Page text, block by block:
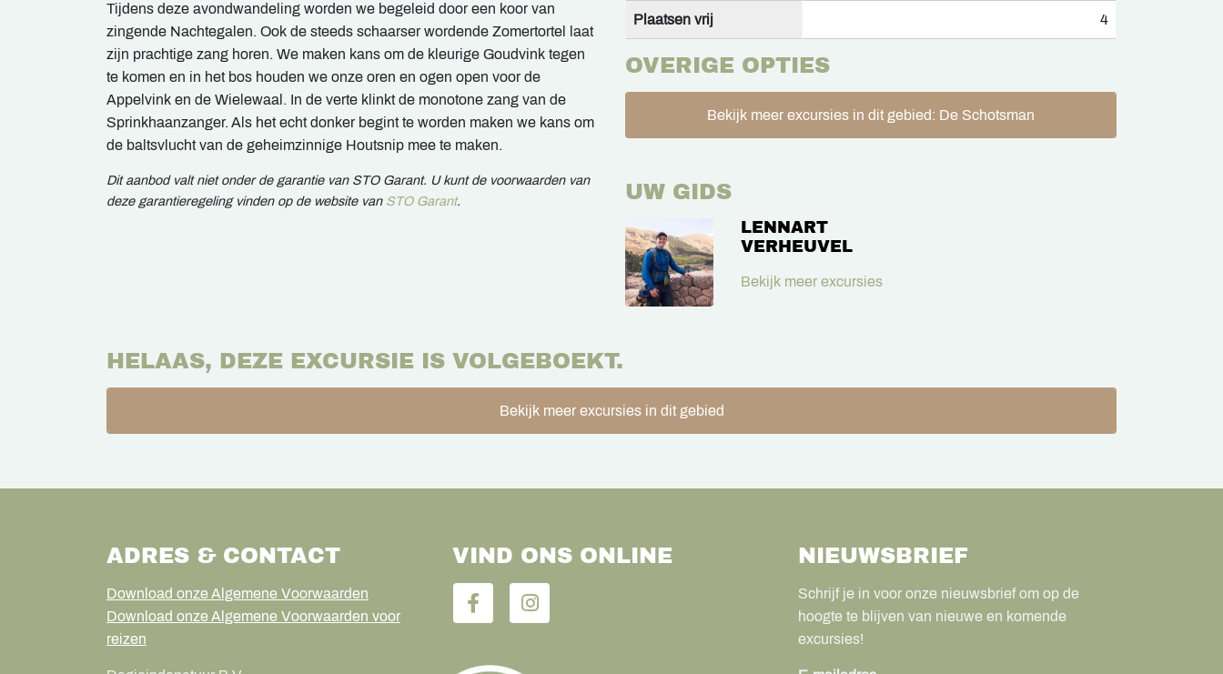
Tijdens deze avondwandeling worden we begeleid door een koor van
zingende Nachtegalen. Ook de steeds schaarser wordende Zomertortel laat
zijn prachtige zang horen. We maken kans om de kleurige Goudvink tegen
te komen en in het bos houden we onze oren en ogen open voor de
Appelvink en de Wielewaal. In de verte klinkt de monotone zang van de
Sprinkhaanzanger. Als het echt donker begint te worden maken we kans om
de baltsvlucht van de geheimzinnige Houtsnip mee te maken.
Dit aanbod valt niet onder de garantie van STO Garant. U kunt de voorwaarden van
deze garantieregeling vinden op de website van STO Garant.
Plaatsen vrij 4
OVERIGE OPTIES
Bekijk meer excursies in dit gebied: De Schotsman
UW GIDS
LENNART
VERHEUVEL
Bekijk meer excursies
HELAAS, DEZE EXCURSIE IS VOLGEBOEKT.
Bekijk meer excursies in dit gebied
ADRES & CONTACT
Download onze Algemene Voorwaarden
Download onze Algemene Voorwaarden voor
reizen
VIND ONS ONLINE NIEUWSBRIEF
Schrijf je in voor onze nieuwsbrief om op de
hoogte te blijven van nieuwe en komende
excursies!